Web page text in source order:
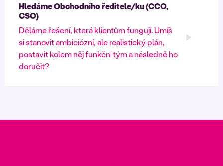
Hledáme Obchodního ředitele/ku (CCO,
CSO)
Děláme řešení, která klientům fungují. Umíš
si stanovit ambiciózní, ale realistický plán,
postavit kolem něj funkční tým a následně ho
doručit?